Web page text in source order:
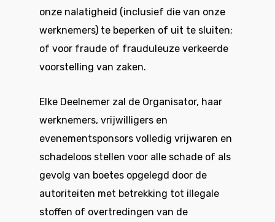
onze nalatigheid (inclusief die van onze
werknemers) te beperken of uit te sluiten;
of voor fraude of frauduleuze verkeerde
voorstelling van zaken.
Elke Deelnemer zal de Organisator, haar
werknemers, vrijwilligers en
evenementsponsors volledig vrijwaren en
schadeloos stellen voor alle schade of als
gevolg van boetes opgelegd door de
autoriteiten met betrekking tot illegale
stoffen of overtredingen van de